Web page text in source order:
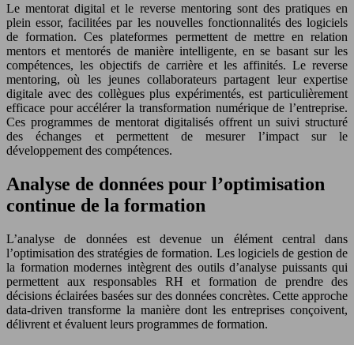
Le mentorat digital et le reverse mentoring sont des pratiques en
plein essor, facilitées par les nouvelles fonctionnalités des logiciels
de formation. Ces plateformes permettent de mettre en relation
mentors et mentorés de manière intelligente, en se basant sur les
compétences, les objectifs de carrière et les affinités. Le reverse
mentoring, où les jeunes collaborateurs partagent leur expertise
digitale avec des collègues plus expérimentés, est particulièrement
efficace pour accélérer la transformation numérique de l’entreprise.
Ces programmes de mentorat digitalisés offrent un suivi structuré
des échanges et permettent de mesurer l’impact sur le
développement des compétences.
Analyse de données pour l’optimisation
continue de la formation
L’analyse de données est devenue un élément central dans
l’optimisation des stratégies de formation. Les logiciels de gestion de
la formation modernes intègrent des outils d’analyse puissants qui
permettent aux responsables RH et formation de prendre des
décisions éclairées basées sur des données concrètes. Cette approche
data-driven transforme la manière dont les entreprises conçoivent,
délivrent et évaluent leurs programmes de formation.